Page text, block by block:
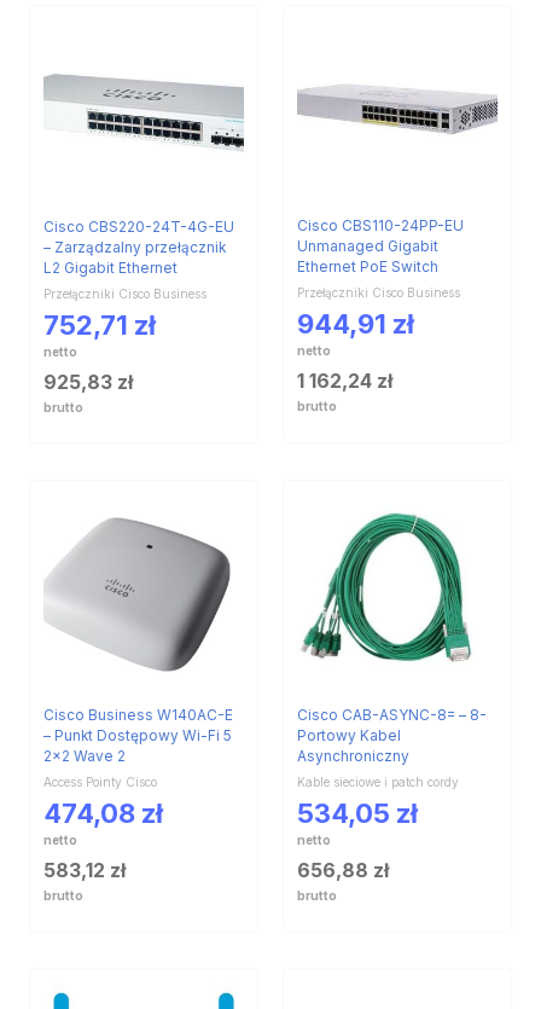
Cisco CBS220-24T-4G-EU
– Zarządzalny przełącznik
L2 Gigabit Ethernet
Przełączniki Cisco Business
752,71 zł
netto
925,83 zł
brutto
Cisco CBS110-24PP-EU
Unmanaged Gigabit
Ethernet PoE Switch
Przełączniki Cisco Business
944,91 zł
netto
1 162,24 zł
brutto
Cisco Business W140AC-E
– Punkt Dostępowy Wi-Fi 5
2×2 Wave 2
Access Pointy Cisco
474,08 zł
netto
583,12 zł
brutto
Cisco CAB-ASYNC-8= – 8-
Portowy Kabel
Asynchroniczny
Kable sieciowe i patch cordy
534,05 zł
netto
656,88 zł
brutto